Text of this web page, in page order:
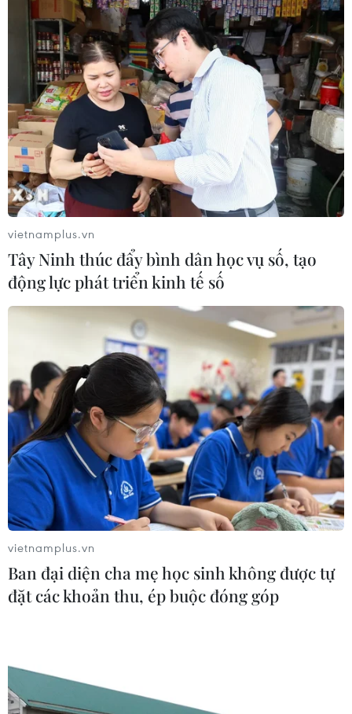
vietnamplus.vn
Tây Ninh thúc đẩy bình dân học vụ số, tạo
động lực phát triển kinh tế số
vietnamplus.vn
Ban đại diện cha mẹ học sinh không được tự
đặt các khoản thu, ép buộc đóng góp